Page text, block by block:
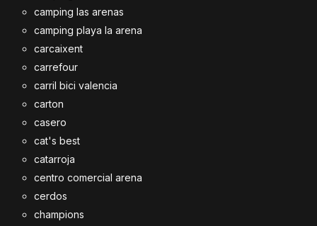
camping las arenas
camping playa la arena
carcaixent
carrefour
carril bici valencia
carton
casero
cat's best
catarroja
centro comercial arena
cerdos
champions